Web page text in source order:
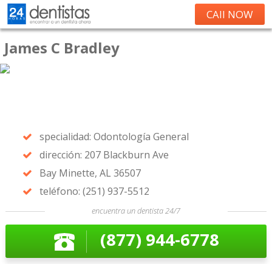
CAll NOW
James C Bradley
specialidad: Odontología General
dirección: 207 Blackburn Ave
Bay Minette, AL 36507
teléfono: (251) 937-5512
encuentra un dentista 24/7
(877) 944-6778